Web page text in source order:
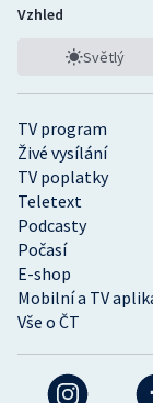
TV program
Živé vysílání
TV poplatky
Teletext
Podcasty
Počasí
E-shop
Mobilní a TV
Vše o ČT
Vzhled
Světlý